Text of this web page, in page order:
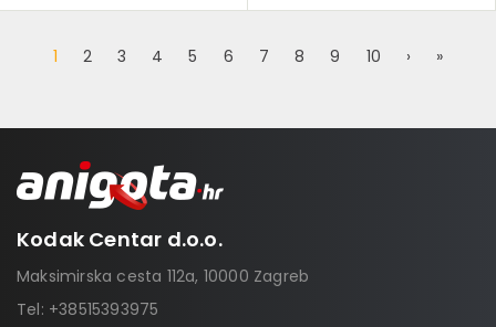
1 2 3 4 5 6 7 8 9 10 › »
Kodak Centar d.o.o.
Maksimirska cesta 112a, 10000 Zagreb
Tel: +38515393975